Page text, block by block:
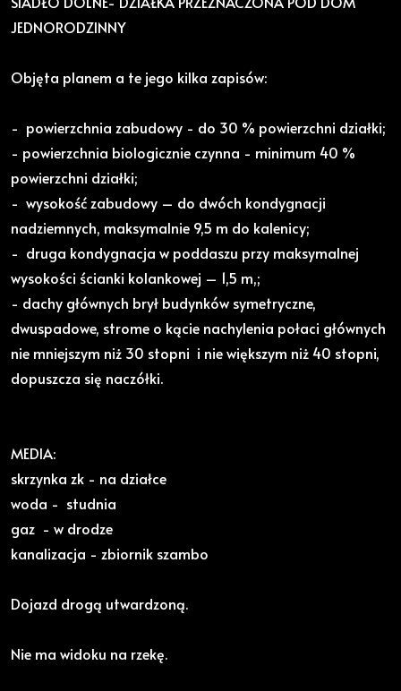
JEDNORODZINNY
Objęta planem a te jego kilka zapisów:
- powierzchnia zabudowy - do 30 % powierzchni działki;
- powierzchnia biologicznie czynna - minimum 40 %
powierzchni działki;
- wysokość zabudowy – do dwóch kondygnacji
nadziemnych, maksymalnie 9,5 m do kalenicy;
- druga kondygnacja w poddaszu przy maksymalnej
wysokości ścianki kolankowej – 1,5 m,;
- dachy głównych brył budynków symetryczne,
dwuspadowe, strome o kącie nachylenia połaci głównych
nie mniejszym niż 30 stopni i nie większym niż 40 stopni,
dopuszcza się naczółki.
MEDIA:
skrzynka zk - na działce
woda - studnia
gaz - w drodze
kanalizacja - zbiornik szambo
Dojazd drogą utwardzoną.
Nie ma widoku na rzekę.